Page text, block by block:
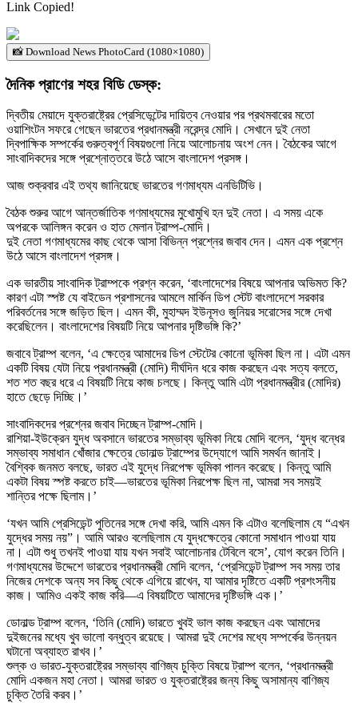
Link Copied!
📸 Download News PhotoCard (1080×1080)
দৈনিক প্রাণের শহর বিডি ডেস্ক:
দ্বিতীয় মেয়াদে যুক্তরাষ্ট্রের প্রেসিডেন্টের দায়িত্ব নেওয়ার পর প্রথমবারের মতো
ওয়াশিংটন সফরে গেছেন ভারতের প্রধানমন্ত্রী নরেন্দ্র মোদি। সেখানে দুই নেতা
দ্বিপাক্ষিক সম্পর্কের গুরুত্বপূর্ণ বিষয়গুলো নিয়ে আলোচনায় অংশ নেন। বৈঠকের আগে
সাংবাদিকদের সঙ্গে প্রশ্নোত্তরে উঠে আসে বাংলাদেশ প্রসঙ্গ।
আজ শুক্রবার এই তথ্য জানিয়েছে ভারতের গণমাধ্যম এনডিটিভি।
বৈঠক শুরুর আগে আন্তর্জাতিক গণমাধ্যমের মুখোমুখি হন দুই নেতা। এ সময় একে
অপরকে আলিঙ্গন করেন ও হাত মেলান ট্রাম্প-মোদি।
দুই নেতা গণমাধ্যমের কাছ থেকে আসা বিভিন্ন প্রশ্নের জবাব দেন। এমন এক প্রশ্নে
উঠে আসে বাংলাদেশ প্রসঙ্গ।
এক ভারতীয় সাংবাদিক ট্রাম্পকে প্রশ্ন করেন, ‘বাংলাদেশের বিষয়ে আপনার অভিমত কি?
কারণ এটা স্পষ্ট যে বাইডেন প্রশাসনের আমলে মার্কিন ডিপ স্টেট বাংলাদেশে সরকার
পরিবর্তনের সঙ্গে জড়িত ছিল। এমন কী, মুহাম্মদ ইউনূসও জুনিয়র সরোসের সঙ্গে দেখা
করেছিলেন। বাংলাদেশের বিষয়টি নিয়ে আপনার দৃষ্টিভঙ্গি কি?’
জবাবে ট্রাম্প বলেন, ‘এ ক্ষেত্রে আমাদের ডিপ স্টেটের কোনো ভূমিকা ছিল না। এটা এমন
একটি বিষয় যেটা নিয়ে প্রধানমন্ত্রী (মোদি) দীর্ঘদিন ধরে কাজ করছেন এবং সত্য বলতে,
শত শত বছর ধরে এ বিষয়টি নিয়ে কাজ চলছে। কিন্তু আমি এটা প্রধানমন্ত্রীর (মোদির)
হাতে ছেড়ে দিচ্ছি।’
সাংবাদিকদের প্রশ্নের জবাব দিচ্ছেন ট্রাম্প-মোদি।
রাশিয়া-ইউক্রেন যুদ্ধ অবসানে ভারতের সম্ভাব্য ভূমিকা নিয়ে মোদি বলেন, ‘যুদ্ধ বন্ধের
সম্ভাব্য সমাধান খোঁজার ক্ষেত্রে ডোনাল্ড ট্রাম্পের উদ্যোগে আমি সমর্থন জানাই।
বৈশ্বিক জনমত বলছে, ভারত এই যুদ্ধে নিরপেক্ষ ভূমিকা পালন করেছে। কিন্তু আমি
একটা বিষয় স্পষ্ট করতে চাই—ভারতের ভূমিকা নিরপেক্ষ ছিল না, আমরা সব সময়ই
শান্তির পক্ষে ছিলাম।’
‘যখন আমি প্রেসিডেন্ট পুতিনের সঙ্গে দেখা করি, আমি এমন কি এটাও বলেছিলাম যে “এখন
যুদ্ধের সময় নয়”। আমি আরও বলেছিলাম যে যুদ্ধক্ষেত্রে কোনো সমাধান পাওয়া যায়
না। এটা শুধু তখনই পাওয়া যায় যখন সবাই আলোচনার টেবিলে বসে’, যোগ করেন তিনি।
গণমাধ্যমের উদ্দেশে ভারতের প্রধানমন্ত্রী মোদি বলেন, ‘প্রেসিডেন্ট ট্রাম্প সব সময় তার
নিজের দেশকে অন্য সব কিছু থেকে এগিয়ে রাখেন, যা আমার দৃষ্টিতে একটি প্রশংসনীয়
কাজ। আমিও একই কাজ করি—এ বিষয়টিতে আমাদের দৃষ্টিভঙ্গি এক।’
ডোনাল্ড ট্রাম্প বলেন, ‘তিনি (মোদি) ভারতে খুবই ভাল কাজ করছেন এবং আমাদের
দুইজনের মধ্যে খুব ভালো বন্ধুত্ব রয়েছে। আমরা দুই দেশের মধ্যে সম্পর্কের উন্নয়ন
ঘটানো অব্যাহত রাখব।’
শুল্ক ও ভারত-যুক্তরাষ্ট্রের সম্ভাব্য বাণিজ্য চুক্তি বিষয়ে ট্রাম্প বলেন, ‘প্রধানমন্ত্রী
মোদি একজন মহা নেতা। আমরা ভারত ও যুক্তরাষ্ট্রের জন্য কিছু অসামান্য বাণিজ্য
চুক্তি তৈরি করব।’